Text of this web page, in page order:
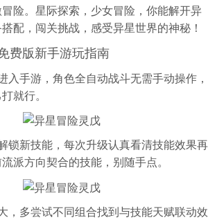
险。星际探索，少女冒险，你能解开异
配，闯关挑战，感受异星世界的神秘！
费版新手游玩指南
入手游，角色全自动战斗无需手动操作，
就行。
锁新技能，每次升级认真看清技能效果再
派方向契合的技能，别随手点。
，多尝试不同组合找到与技能天赋联动效